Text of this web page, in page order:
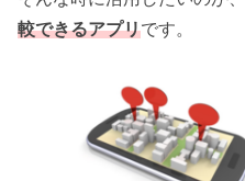
較できるアプリです。